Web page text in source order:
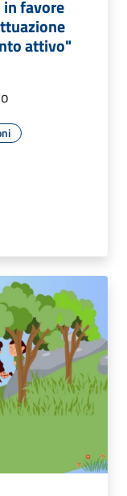
favore
attivo"